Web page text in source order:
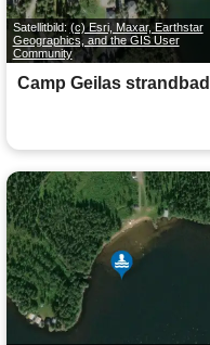
Satellitbild: (c) Esri, Maxar, Earthstar
Geographics, and the GIS User
Community
Camp Geilas strandbad